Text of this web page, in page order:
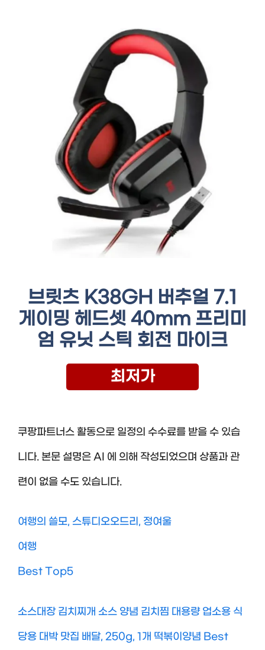
브릿츠 K38GH 버추얼 7.1
게이밍 헤드셋 40mm 프리미
엄 유닛 스틱 회전 마이크
최저가
쿠팡파트너스 활동으로 일정의 수수료를 받을 수 있습
니다. 본문 설명은 AI 에 의해 작성되었으며 상품과 관
련이 없을 수도 있습니다.
여행의 쓸모, 스튜디오오드리, 정여울
여행
Best Top5
소스대장 김치찌개 소스 양념 김치찜 대용량 업소용 식
당용 대박 맛집 배달, 250g, 1개 떡볶이양념 Best